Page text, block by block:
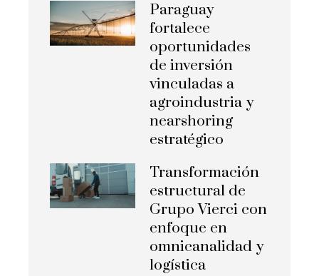
Paraguay
fortalece
oportunidades
de inversión
vinculadas a
agroindustria y
nearshoring
estratégico
Transformación
estructural de
Grupo Vierci con
enfoque en
omnicanalidad y
logística